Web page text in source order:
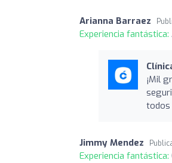
Arianna Barraez
Experiencia fantástica:
¡Mil
todos
Jimmy Mendez
Experiencia fantástica: